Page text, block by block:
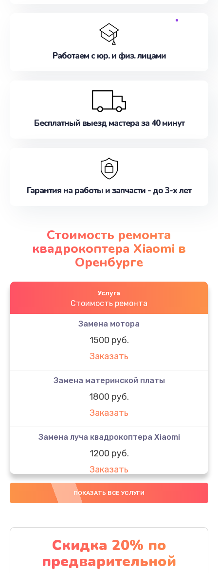
Работаем с юр. и физ. лицами
Бесплатный выезд мастера за 40 минут
Гарантия на работы и запчасти - до 3-х лет
Стоимость ремонта
квадрокоптера Xiaomi в
Оренбурге
Услуга
Стоимость ремонта
Замена мотора
1500 руб.
Заказать
Замена материнской платы
1800 руб.
Заказать
Замена луча квадрокоптера Xiaomi
1200 руб.
Заказать
Замена GPS-модуля
Заказать
Настройка шифрования Wi-Fi
1000 руб.
ПОКАЗАТЬ ВСЕ УСЛУГИ
Скидка 20% по
предварительной